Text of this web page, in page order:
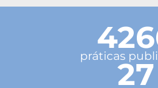
práticas
27